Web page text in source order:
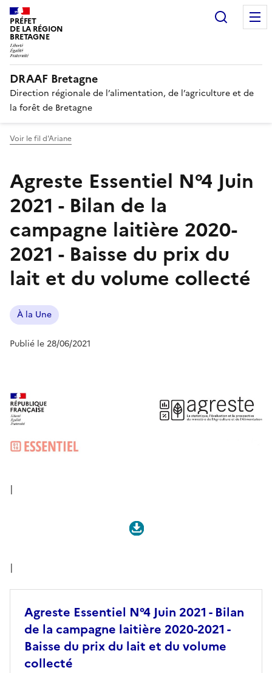
PRÉFET
DE LA RÉGION
BRETAGNE
DRAAF Bretagne
Direction régionale de l’alimentation, de l’agriculture et de
la forêt de Bretagne
Voir le fil d'Ariane
Agreste Essentiel N°4 Juin
2021 - Bilan de la
campagne laitière 2020-
2021 - Baisse du prix du
lait et du volume collecté
À la Une
Publié le 28/06/2021
|
|
Agreste Essentiel N°4 Juin 2021 - Bilan
de la campagne laitière 2020-2021 -
Baisse du prix du lait et du volume
collecté